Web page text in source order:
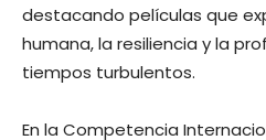
destacando películas que
humana, la resiliencia y la
tiempos turbulentos.
En la Competencia